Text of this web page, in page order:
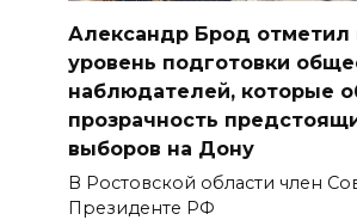
Александр Брод отметил
уровень подготовки
наблюдателей, которые
прозрачность
выборов на Дону
В Ростовской области член
Президенте РФ